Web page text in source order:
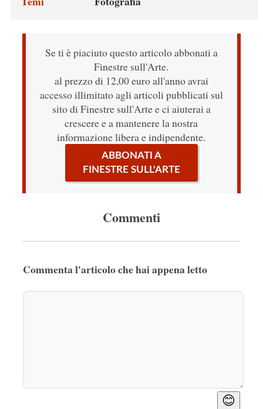
Se ti è piaciuto questo articolo abbonati a
Finestre sull'Arte.
al prezzo di 12,00 euro all'anno avrai
accesso illimitato agli articoli pubblicati sul
sito di Finestre sull'Arte e ci aiuterai a
crescere e a mantenere la nostra
informazione libera e indipendente.
ABBONATI A
FINESTRE SULL'ARTE
Commenti
Commenta l'articolo che hai appena letto
😊